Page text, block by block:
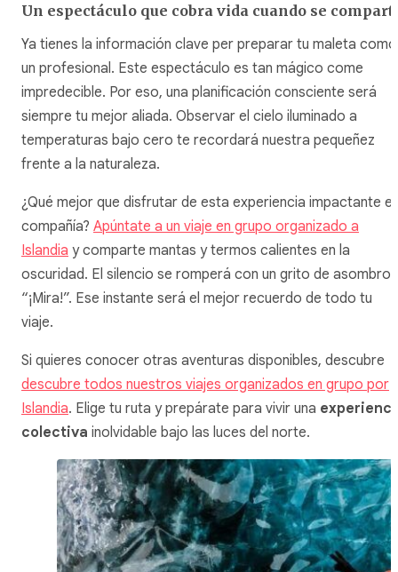
Un espectáculo que cobra vida cuando se
Ya tienes la información clave per preparar tu maleta como
un profesional. Este espectáculo es tan mágico come
impredecible. Por eso, una planificación consciente será
siempre tu mejor aliada. Observar el cielo iluminado a
temperaturas bajo cero te recordará nuestra pequeñez
frente a la naturaleza.
¿Qué mejor que disfrutar de esta experiencia impactante
compañía? Apúntate a un viaje en grupo organizado a
Islandia y comparte mantas y termos calientes en la
oscuridad. El silencio se romperá con un grito de asombro:
“¡Mira!”. Ese instante será el mejor recuerdo de todo tu
viaje.
Si quieres conocer otras aventuras disponibles, descubre
descubre todos nuestros viajes organizados en grupo por
Islandia. Elige tu ruta y prepárate para vivir una
colectiva inolvidable bajo las luces del norte.